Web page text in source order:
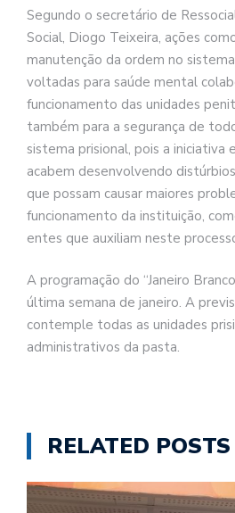
Segundo o secretário de
Social, Diogo Teixeira, ações
manutenção da ordem no
voltadas para saúde mental
funcionamento das unidades
também para a segurança de
sistema prisional, pois a iniciativa
acabem desenvolvendo
que possam causar maiores
funcionamento da instituição,
entes que auxiliam neste
A programação do “Janeiro
última semana de janeiro. A
contemple todas as unidades
administrativos da pasta.
RELATED POSTS